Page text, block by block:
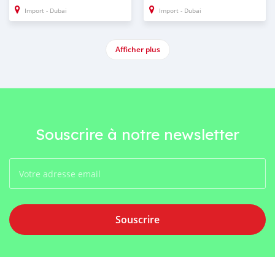
Import - Dubai Import - Dubai
Afficher plus
Souscrire à notre newsletter
Souscrire